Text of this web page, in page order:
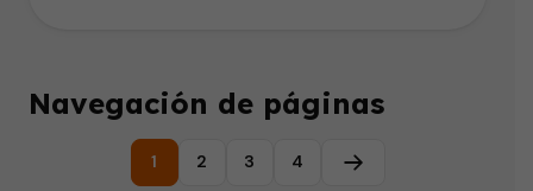
Navegación de páginas
1 2 3 4 Página siguiente